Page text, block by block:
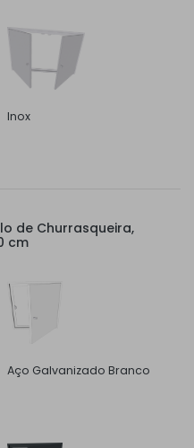
Inox
de Churrasqueira,
cm
Aço Galvanizado Branco